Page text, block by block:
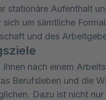
stationäre Aufenthalt
sich um sämtliche
und des
Ihnen nach einem
Berufsleben und die
Dazu ist nicht